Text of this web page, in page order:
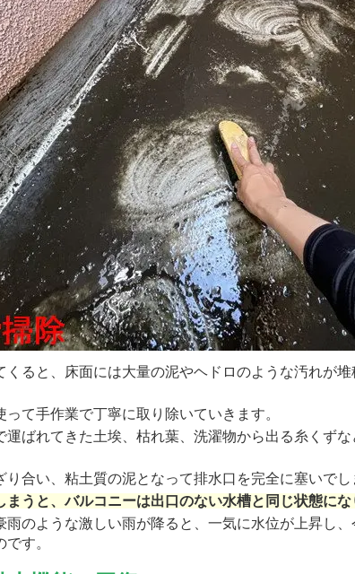
くると、床面には大量の泥やヘドロのような汚れが
って手作業で丁寧に取り除いていきます。
運ばれてきた土埃、枯れ葉、洗濯物から出る糸くず
り合い、粘土質の泥となって排水口を完全に塞いでし
うと、バルコニーは出口のない水槽と同じ状態にな
雨のような激しい雨が降ると、一気に水位が上昇し、
す。